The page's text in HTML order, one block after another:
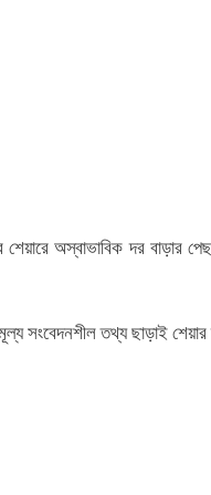
অস্বাভাবিক দর বাড়ার
সংবেদনশীল তথ্য ছাড়াই